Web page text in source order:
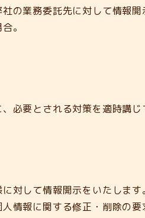
業務委託先に対して情報開
。
必要とされる対策を適時講じ
対して情報開示をいたしま
情報に関する修正・削除の要